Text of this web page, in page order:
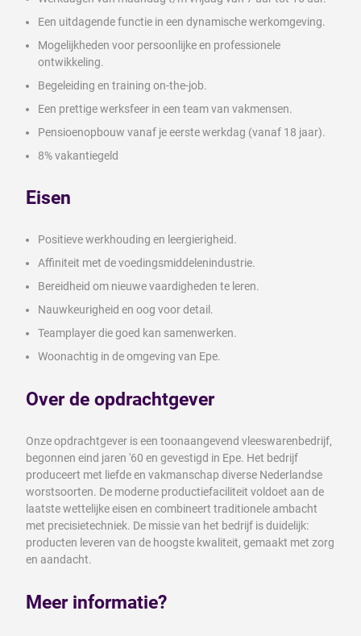
Een uitdagende functie in een dynamische werkomgeving.
Mogelijkheden voor persoonlijke en professionele
ontwikkeling.
Begeleiding en training on-the-job.
Een prettige werksfeer in een team van vakmensen.
Pensioenopbouw vanaf je eerste werkdag (vanaf 18 jaar).
8% vakantiegeld
Eisen
Positieve werkhouding en leergierigheid.
Affiniteit met de voedingsmiddelenindustrie.
Bereidheid om nieuwe vaardigheden te leren.
Nauwkeurigheid en oog voor detail.
Teamplayer die goed kan samenwerken.
Woonachtig in de omgeving van Epe.
Over de opdrachtgever
Onze opdrachtgever is een toonaangevend vleeswarenbedrijf,
begonnen eind jaren '60 en gevestigd in Epe. Het bedrijf
produceert met liefde en vakmanschap diverse Nederlandse
worstsoorten. De moderne productiefaciliteit voldoet aan de
laatste wettelijke eisen en combineert traditionele ambacht
met precisietechniek. De missie van het bedrijf is duidelijk:
producten leveren van de hoogste kwaliteit, gemaakt met zorg
en aandacht.
Meer informatie?